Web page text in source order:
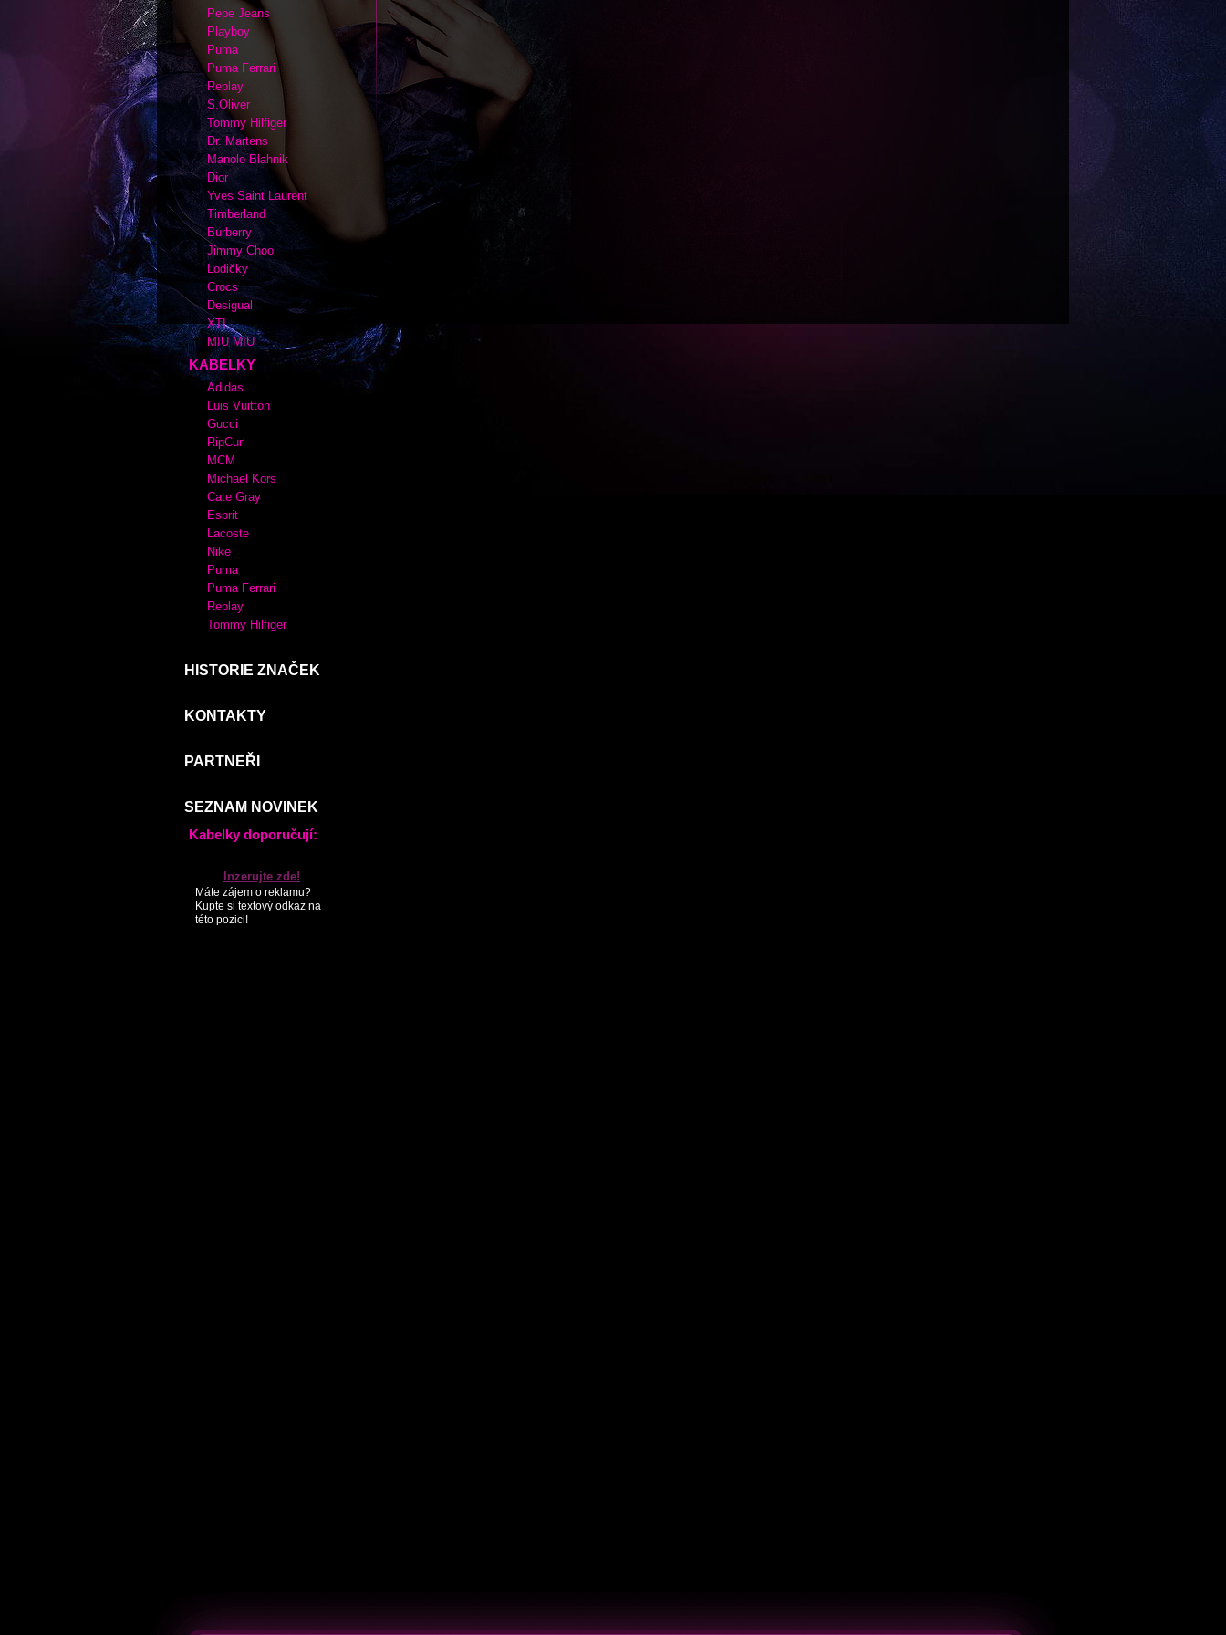
Pepe Jeans
Playboy
Puma
Puma Ferrari
Replay
S.Oliver
Tommy Hilfiger
Dr. Martens
Manolo Blahnik
Dior
Yves Saint Laurent
Timberland
Burberry
Jimmy Choo
Lodičky
Crocs
Desigual
XTI
MIU MIU
KABELKY
Adidas
Luis Vuitton
Gucci
RipCurl
MCM
Michael Kors
Cate Gray
Esprit
Lacoste
Nike
Puma
Puma Ferrari
Replay
Tommy Hilfiger
HISTORIE ZNAČEK
KONTAKTY
PARTNEŘI
SEZNAM NOVINEK
Kabelky doporučují:
Inzerujte zde!
Máte zájem o reklamu?
Kupte si textový odkaz na
této pozici!